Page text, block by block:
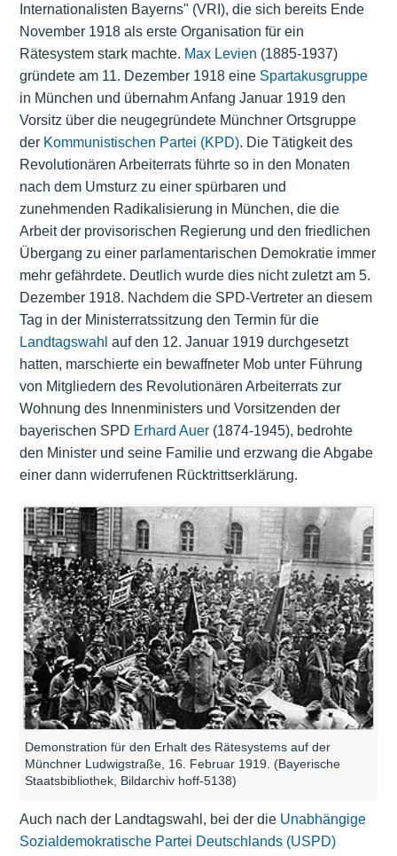
Internationalisten Bayerns" (VRI), die sich bereits Ende
November 1918 als erste Organisation für ein
Rätesystem stark machte. Max Levien (1885-1937)
gründete am 11. Dezember 1918 eine Spartakusgruppe
in München und übernahm Anfang Januar 1919 den
Vorsitz über die neugegründete Münchner Ortsgruppe
der Kommunistischen Partei (KPD). Die Tätigkeit des
Revolutionären Arbeiterrats führte so in den Monaten
nach dem Umsturz zu einer spürbaren und
zunehmenden Radikalisierung in München, die die
Arbeit der provisorischen Regierung und den friedlichen
Übergang zu einer parlamentarischen Demokratie immer
mehr gefährdete. Deutlich wurde dies nicht zuletzt am 5.
Dezember 1918. Nachdem die SPD-Vertreter an diesem
Tag in der Ministerratssitzung den Termin für die
Landtagswahl auf den 12. Januar 1919 durchgesetzt
hatten, marschierte ein bewaffneter Mob unter Führung
von Mitgliedern des Revolutionären Arbeiterrats zur
Wohnung des Innenministers und Vorsitzenden der
bayerischen SPD Erhard Auer(1874-1945), bedrohte
den Minister und seine Familie und erzwang die Abgabe
einer dann widerrufenen Rücktrittserklärung.
Demonstration für den Erhalt des Rätesystems auf der
Münchner Ludwigstraße, 16. Februar 1919. (Bayerische
Staatsbibliothek, Bildarchiv hoff-5138)
Auch nach der Landtagswahl, bei der die Unabhängige
Sozialdemokratische Partei Deutschlands (USPD)